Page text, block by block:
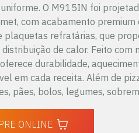
O M915IN foi
com acabamento premium
plaquetas refratárias, que
de calor. Feito com
durabilidade,
em cada receita. Além de
pães, bolos, legumes,
ONLINE